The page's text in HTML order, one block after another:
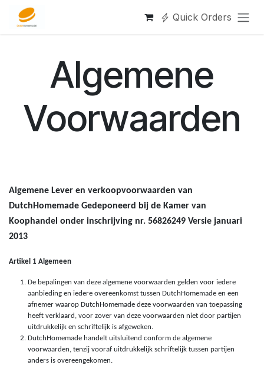
Overslaan naar inhoud
Quick Orders
Algemene
Voorwaarden
Algemene Lever en verkoopvoorwaarden van
DutchHomemade Gedeponeerd bij de Kamer van
Koophandel onder inschrijving nr. 56826249 Versie januari
2013
Artikel 1 Algemeen
De bepalingen van deze algemene voorwaarden gelden voor iedere
aanbieding en iedere overeenkomst tussen DutchHomemade en een
afnemer waarop DutchHomemade deze voorwaarden van toepassing
heeft verklaard, voor zover van deze voorwaarden niet door partijen
uitdrukkelijk en schriftelijk is afgeweken.
DutchHomemade handelt uitsluitend conform de algemene
voorwaarden, tenzij vooraf uitdrukkelijk schriftelijk tussen partijen
anders is overeengekomen.